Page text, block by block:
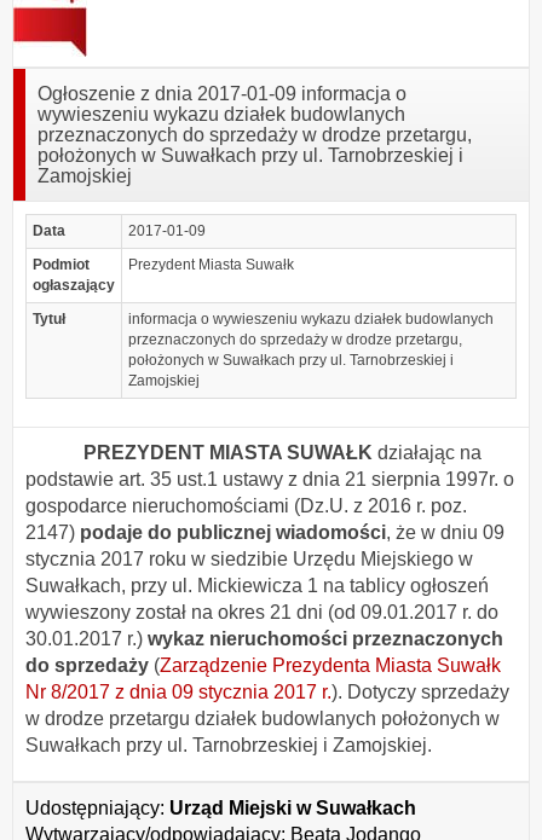
Ogłoszenie z dnia 2017-01-09 informacja o
wywieszeniu wykazu działek budowlanych
przeznaczonych do sprzedaży w drodze przetargu,
położonych w Suwałkach przy ul. Tarnobrzeskiej i
Zamojskiej
Data
2017-01-09
Podmiot
ogłaszający
Prezydent Miasta Suwałk
Tytuł
informacja o wywieszeniu wykazu działek budowlanych
przeznaczonych do sprzedaży w drodze przetargu,
położonych w Suwałkach przy ul. Tarnobrzeskiej i
Zamojskiej
PREZYDENT MIASTA SUWAŁK działając na
podstawie art. 35 ust.1 ustawy z dnia 21 sierpnia 1997r. o
gospodarce nieruchomościami (Dz.U. z 2016 r. poz.
2147) podaje do publicznej wiadomości, że w dniu 09
stycznia 2017 roku w siedzibie Urzędu Miejskiego w
Suwałkach, przy ul. Mickiewicza 1 na tablicy ogłoszeń
wywieszony został na okres 21 dni (od 09.01.2017 r. do
30.01.2017 r.) wykaz nieruchomości przeznaczonych
do sprzedaży (Zarządzenie Prezydenta Miasta Suwałk
Nr 8/2017 z dnia 09 stycznia 2017 r.). Dotyczy sprzedaży
w drodze przetargu działek budowlanych położonych w
Suwałkach przy ul. Tarnobrzeskiej i Zamojskiej.
Udostępniający: Urząd Miejski w Suwałkach
Wytwarzający/odpowiadający: Beata Jodango